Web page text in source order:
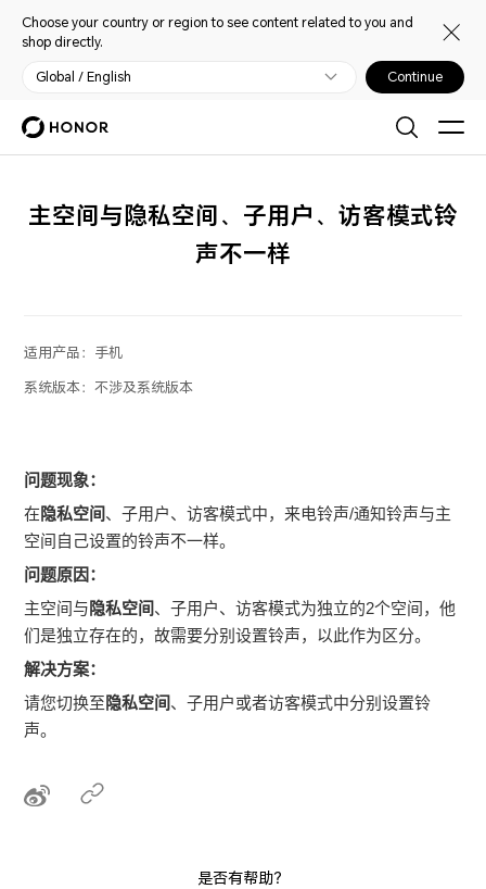
Choose your country or region to see content related to you and
shop directly.
Global / English Continue
主空间与隐私空间、子用户、访客模式铃
声不一样
适用产品： 手机
系统版本：不涉及系统版本
问题现象：
在隐私空间、子用户、访客模式中，来电铃声/通知铃声与主
空间自己设置的铃声不一样。
问题原因：
主空间与隐私空间、子用户、访客模式为独立的2个空间，他
们是独立存在的，故需要分别设置铃声，以此作为区分。
解决方案：
请您切换至隐私空间、子用户或者访客模式中分别设置铃
声。
是否有帮助？